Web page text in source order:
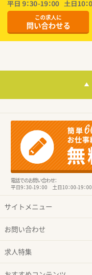
この求人に
問い合わせる
電話でのお問い合わせ：
平日9：30-19：00 土日10：00-19：00
サイトメニュー
お問い合わせ
求人特集